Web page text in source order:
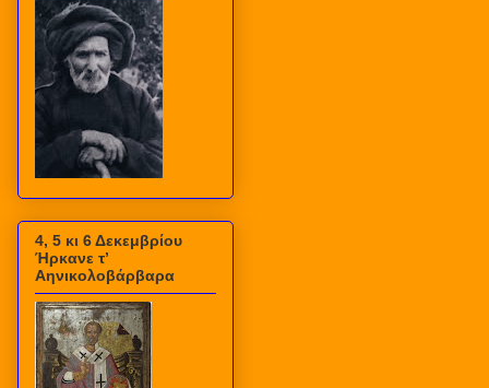
4, 5 κι 6 Δεκεμβρίου
Ήρκανε τ’
Αηνικολοβάρβαρα